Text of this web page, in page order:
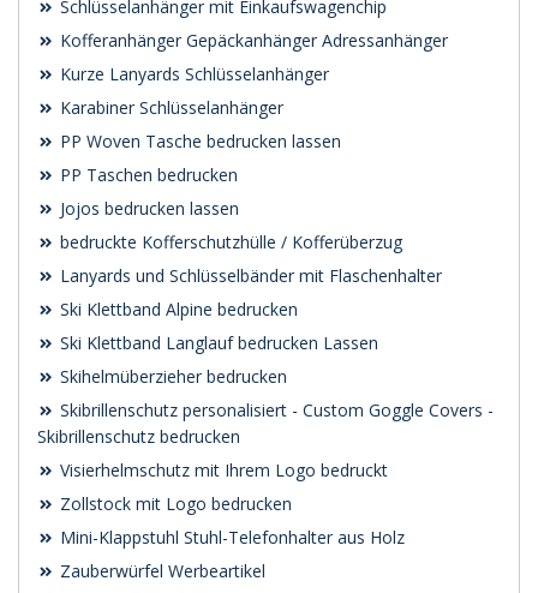
Schlüsselanhänger mit Einkaufswagenchip
Kofferanhänger Gepäckanhänger Adressanhänger
Kurze Lanyards Schlüsselanhänger
Karabiner Schlüsselanhänger
PP Woven Tasche bedrucken lassen
PP Taschen bedrucken
Jojos bedrucken lassen
bedruckte Kofferschutzhülle / Kofferüberzug
Lanyards und Schlüsselbänder mit Flaschenhalter
Ski Klettband Alpine bedrucken
Ski Klettband Langlauf bedrucken Lassen
Skihelmüberzieher bedrucken
Skibrillenschutz personalisiert - Custom Goggle Covers -
Skibrillenschutz bedrucken
Visierhelmschutz mit Ihrem Logo bedruckt
Zollstock mit Logo bedrucken
Mini-Klappstuhl Stuhl-Telefonhalter aus Holz
Zauberwürfel Werbeartikel